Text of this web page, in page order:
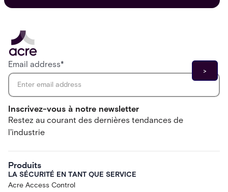
Inscrivez-vous à notre newsletter
Restez au courant des dernières tendances de
l'industrie
Email address*
Produits
LA SÉCURITÉ EN TANT QUE SERVICE
Acre Access Control